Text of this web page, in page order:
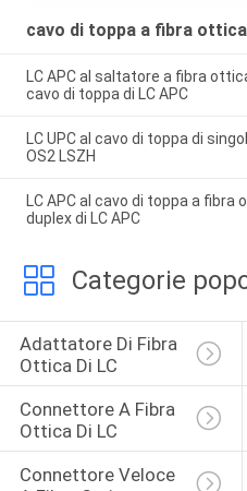
cavo di toppa a fibra ottica
LC APC al saltatore a fibra
cavo di toppa di LC APC
LC UPC al cavo di toppa di
OS2 LSZH
LC APC al cavo di toppa a fibra
duplex di LC APC
Categorie
Adattatore Di Fibra
Ottica Di LC
Connettore A Fibra
Ottica Di LC
Connettore Veloce